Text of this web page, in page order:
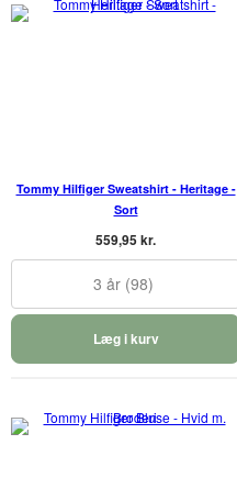
Tommy Hilfiger Sweatshirt - Heritage -
Sort
559,95 kr.
3 år (98)
Læg i kurv